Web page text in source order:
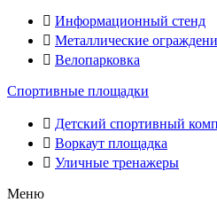
Информационный стенд
Металлические
Велопарковка
Спортивные площадки
Детский спортивный
Воркаут площадка
Уличные тренажеры
Меню